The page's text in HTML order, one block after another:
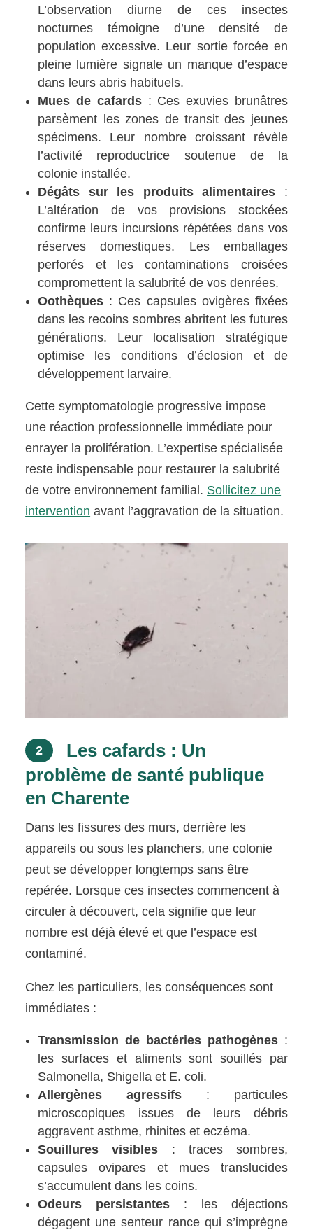
L’observation diurne de ces insectes
nocturnes témoigne d’une densité de
population excessive. Leur sortie forcée en
pleine lumière signale un manque d’espace
dans leurs abris habituels.
Mues de cafards: Ces exuvies brunâtres
parsèment les zones de transit des jeunes
spécimens. Leur nombre croissant révèle
l’activité reproductrice soutenue de la
colonie installée.
Dégâts sur les produits alimentaires :
L’altération de vos provisions stockées
confirme leurs incursions répétées dans vos
réserves domestiques. Les emballages
perforés et les contaminations croisées
compromettent la salubrité de vos denrées.
Oothèques : Ces capsules ovigères fixées
dans les recoins sombres abritent les futures
générations. Leur localisation stratégique
optimise les conditions d’éclosion et de
développement larvaire.
Cette symptomatologie progressive impose
une réaction professionnelle immédiate pour
enrayer la prolifération. L’expertise spécialisée
reste indispensable pour restaurer la salubrité
de votre environnement familial. Sollicitez une
intervention avant l’aggravation de la situation.
2
Les cafards : Un
problème de santé publique
en Charente
Dans les fissures des murs, derrière les
appareils ou sous les planchers, une colonie
peut se développer longtemps sans être
repérée. Lorsque ces insectes commencent à
circuler à découvert, cela signifie que leur
nombre est déjà élevé et que l’espace est
contaminé.
Chez les particuliers, les conséquences sont
immédiates :
Transmission de bactéries pathogènes:
les surfaces et aliments sont souillés par
Salmonella, Shigella et E. coli.
Allergènes agressifs : particules
microscopiques issues de leurs débris
aggravent asthme, rhinites et eczéma.
Souillures visibles : traces sombres,
capsules ovipares et mues translucides
s’accumulent dans les coins.
Odeurs persistantes : les déjections
dégagent une senteur rance qui s’imprègne